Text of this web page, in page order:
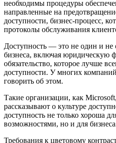
необходимы процедуры
направленные на
доступности, бизнес-процесс,
протоколы обслуживания
Доступность — это не один и не
бизнеса, включая юридическую
обязательство, которое лучше
доступности. У многих
говорить об этом.
Такие организации, как
рассказывают о культуре
доступность не только хороша
возможностями, но и для
Требования к цветовому